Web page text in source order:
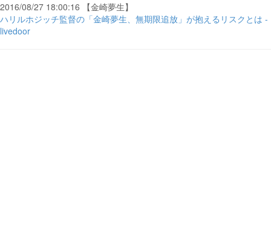
2016/08/27 18:00:16 【金崎夢生】
ハリルホジッチ監督の「金崎夢生、無期限追放」が抱えるリスクとは -
livedoor